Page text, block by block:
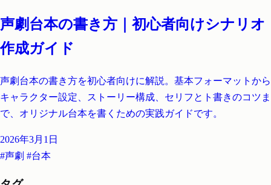
声劇台本の書き方｜初心者向けシナリオ
作成ガイド
声劇台本の書き方を初心者向けに解説。基本フォーマットから
キャラクター設定、ストーリー構成、セリフとト書きのコツま
で、オリジナル台本を書くための実践ガイドです。
2026年3月1日
#声劇 #台本